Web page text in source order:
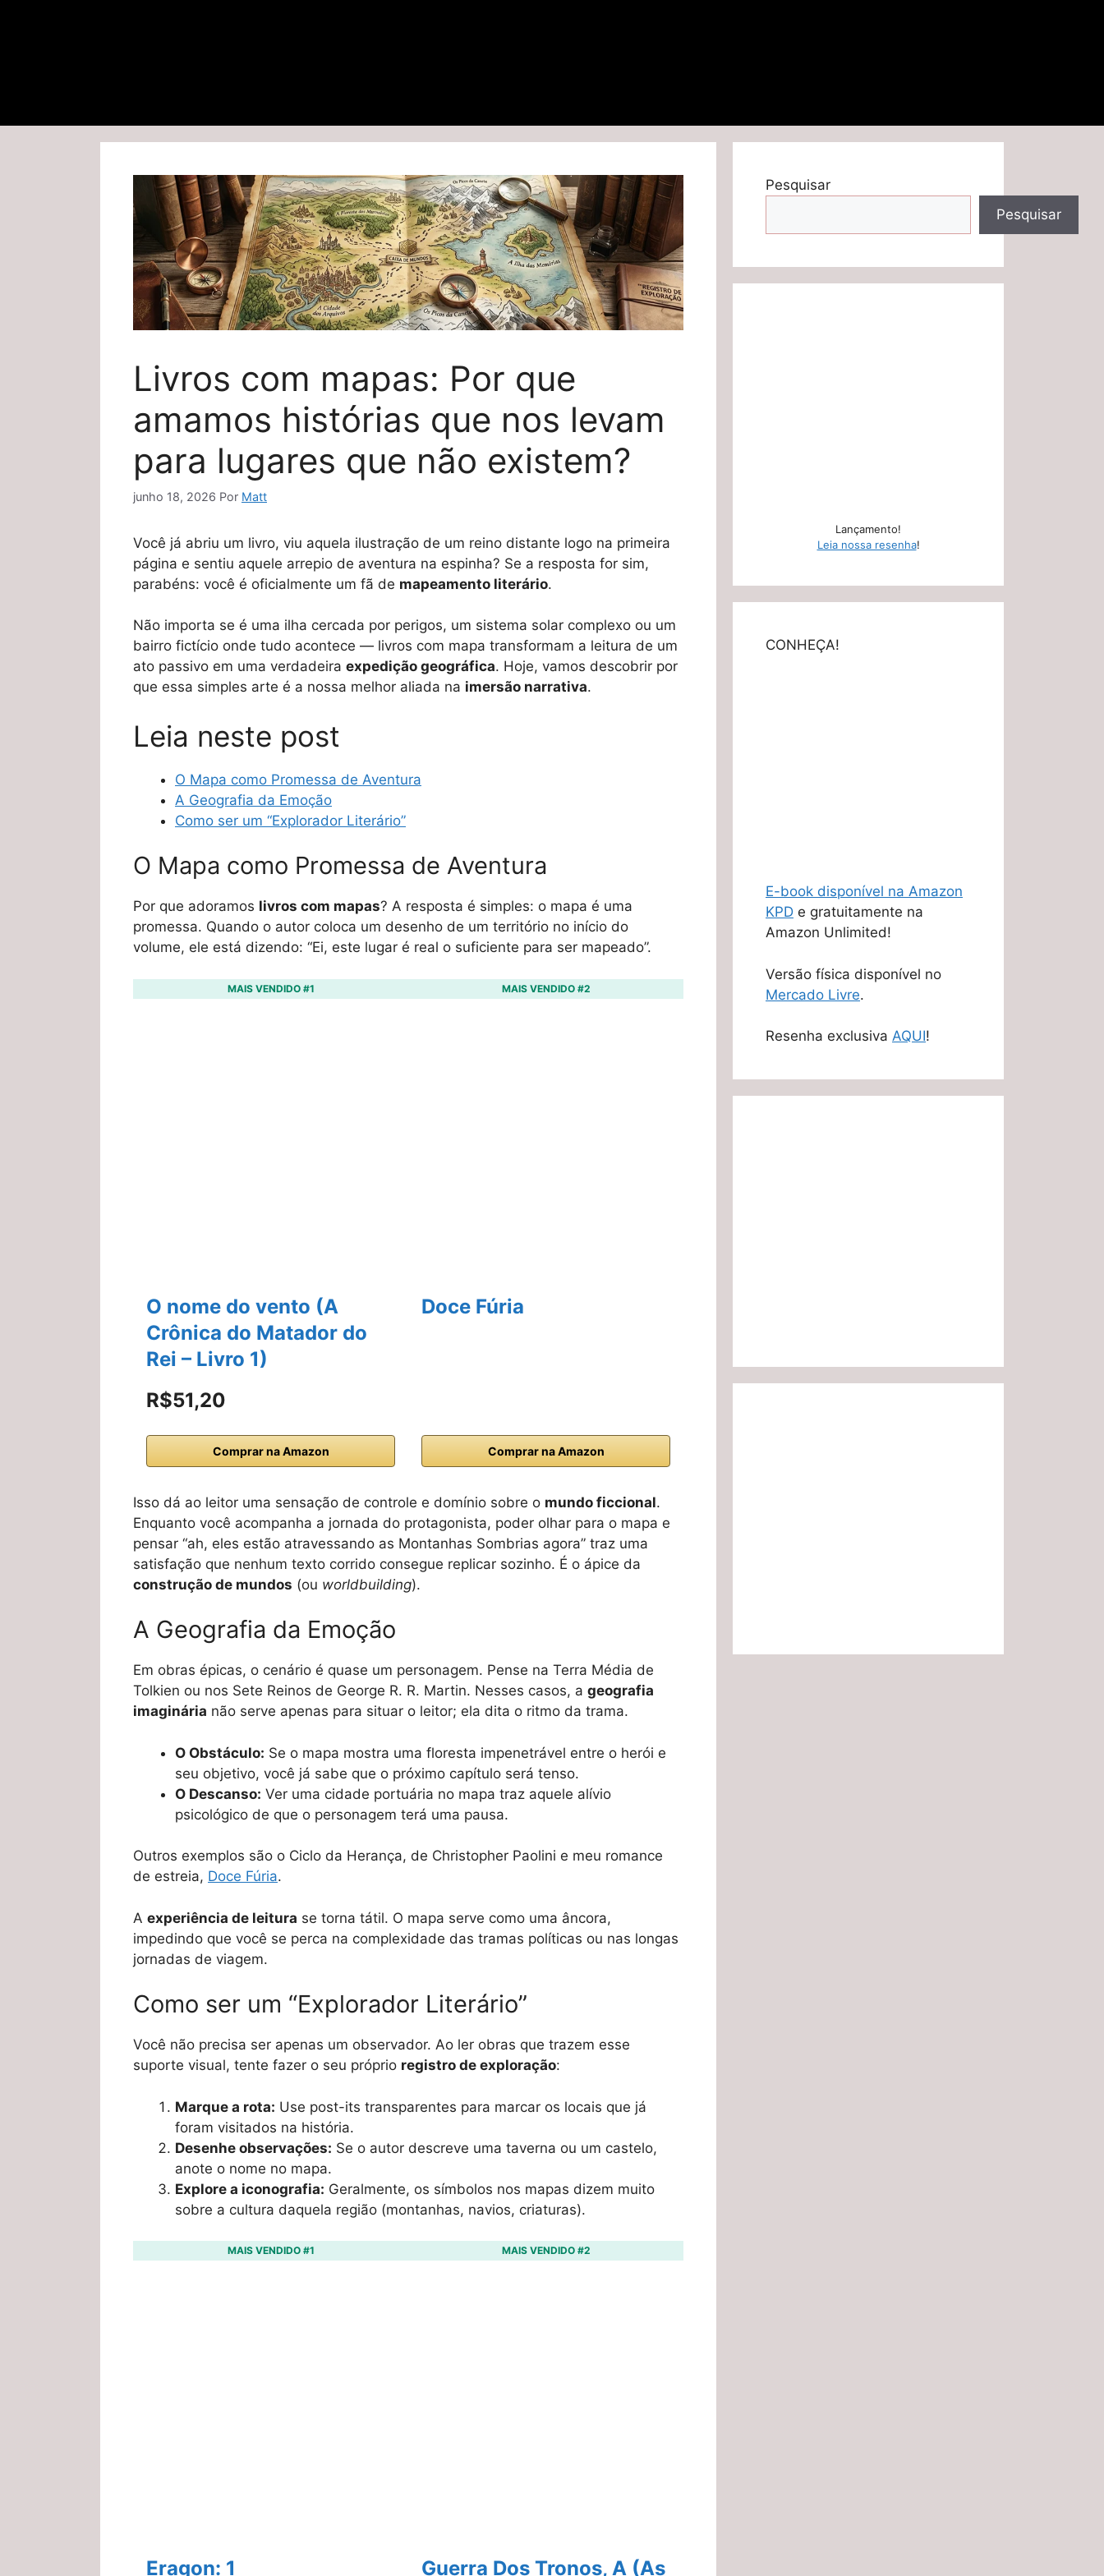
Livros com mapas: Por que
amamos histórias que nos levam
para lugares que não existem?
junho 18, 2026 Por Matt
Você já abriu um livro, viu aquela ilustração de um reino distante logo na primeira
página e sentiu aquele arrepio de aventura na espinha? Se a resposta for sim,
parabéns: você é oficialmente um fã de mapeamento literário.
Não importa se é uma ilha cercada por perigos, um sistema solar complexo ou um
bairro fictício onde tudo acontece — livros com mapa transformam a leitura de um
ato passivo em uma verdadeira expedição geográfica. Hoje, vamos descobrir por
que essa simples arte é a nossa melhor aliada na imersão narrativa.
Leia neste post
O Mapa como Promessa de Aventura
A Geografia da Emoção
Como ser um “Explorador Literário”
O Mapa como Promessa de Aventura
Por que adoramos livros com mapas? A resposta é simples: o mapa é uma
promessa. Quando o autor coloca um desenho de um território no início do
volume, ele está dizendo: “Ei, este lugar é real o suficiente para ser mapeado”.
MAIS VENDIDO #1
O nome do vento (A
Crônica do Matador do
Rei – Livro 1)
R$51,20
Comprar na Amazon
MAIS VENDIDO #2
Doce Fúria
Comprar na Amazon
Isso dá ao leitor uma sensação de controle e domínio sobre o mundo ficcional.
Enquanto você acompanha a jornada do protagonista, poder olhar para o mapa e
pensar “ah, eles estão atravessando as Montanhas Sombrias agora” traz uma
satisfação que nenhum texto corrido consegue replicar sozinho. É o ápice da
construção de mundos (ou worldbuilding).
A Geografia da Emoção
Em obras épicas, o cenário é quase um personagem. Pense na Terra Média de
Tolkien ou nos Sete Reinos de George R. R. Martin. Nesses casos, a geografia
imaginária não serve apenas para situar o leitor; ela dita o ritmo da trama.
O Obstáculo: Se o mapa mostra uma floresta impenetrável entre o herói e
seu objetivo, você já sabe que o próximo capítulo será tenso.
O Descanso: Ver uma cidade portuária no mapa traz aquele alívio
psicológico de que o personagem terá uma pausa.
Outros exemplos são o Ciclo da Herança, de Christopher Paolini e meu romance
de estreia, Doce Fúria.
A experiência de leitura se torna tátil. O mapa serve como uma âncora,
impedindo que você se perca na complexidade das tramas políticas ou nas longas
jornadas de viagem.
Como ser um “Explorador Literário”
Você não precisa ser apenas um observador. Ao ler obras que trazem esse
suporte visual, tente fazer o seu próprio registro de exploração:
Marque a rota: Use post-its transparentes para marcar os locais que já
foram visitados na história.
Desenhe observações: Se o autor descreve uma taverna ou um castelo,
anote o nome no mapa.
Explore a iconografia: Geralmente, os símbolos nos mapas dizem muito
sobre a cultura daquela região (montanhas, navios, criaturas).
MAIS VENDIDO #1
Eragon: 1
MAIS VENDIDO #2
Guerra Dos Tronos, A (As
Pesquisar
Pesquisar
Lançamento!
Leia nossa resenha!
CONHEÇA!
E-book disponível na Amazon
KPD e gratuitamente na
Amazon Unlimited!
Versão física disponível no
Mercado Livre.
Resenha exclusiva AQUI!